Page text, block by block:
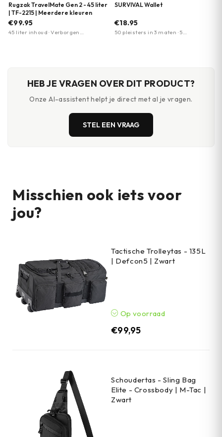
Rugzak TravelMate Gen 2 - 45 liter
| TF-2215 | Meerdere kleuren
€99.95
45 liter inhoud · Verborgen
SURVIVAL Wallet
€18.95
50 pleisters in 3 maten · 5
HEB JE VRAGEN OVER DIT PRODUCT?
Onze AI-assistent helpt je direct met al je vragen.
STEL EEN VRAAG
Misschien ook iets voor
jou?
Tactische Trolleytas - 135L
| Defcon5 | Zwart
Op voorraad
€99,95
Schoudertas - Sling Bag
Elite - Crossbody | M-Tac |
Zwart